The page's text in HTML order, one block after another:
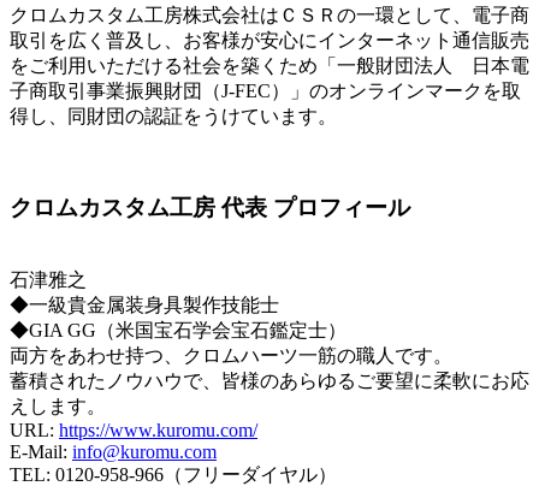
クロムカスタム工房株式会社はＣＳＲの一環として、電子商
取引を広く普及し、お客様が安心にインターネット通信販売
をご利用いただける社会を築くため「一般財団法人 日本電
子商取引事業振興財団（J-FEC）」のオンラインマークを取
得し、同財団の認証をうけています。
クロムカスタム工房 代表 プロフィール
石津雅之
◆一級貴金属装身具製作技能士
◆GIA GG（米国宝石学会宝石鑑定士）
両方をあわせ持つ、クロムハーツ一筋の職人です。
蓄積されたノウハウで、皆様のあらゆるご要望に柔軟にお応
えします。
URL: https://www.kuromu.com/
E-Mail: info@kuromu.com
TEL: 0120-958-966（フリーダイヤル）